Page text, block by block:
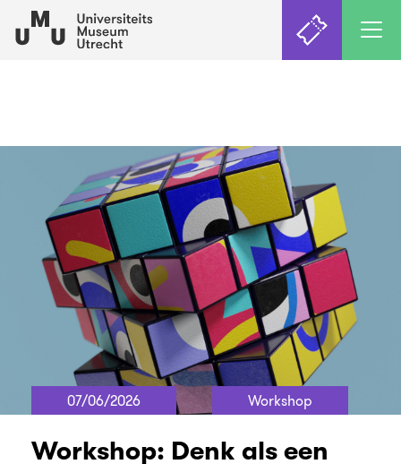
07/06/2026 Workshop
Workshop: Denk als een